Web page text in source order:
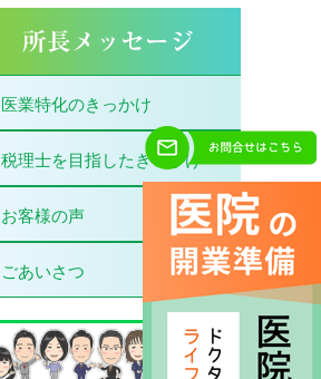
医業特化のきっかけ
税理士を目指したきっかけ
お客様の声
ごあいさつ